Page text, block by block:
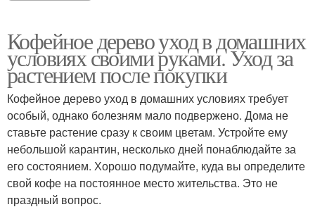
Кофейное дерево уход в домашних
условиях своими руками. Уход за
растением после покупки
Кофейное дерево уход в домашних условиях требует
особый, однако болезням мало подвержено. Дома не
ставьте растение сразу к своим цветам. Устройте ему
небольшой карантин, несколько дней понаблюдайте за
его состоянием. Хорошо подумайте, куда вы определите
свой кофе на постоянное место жительства. Это не
праздный вопрос.